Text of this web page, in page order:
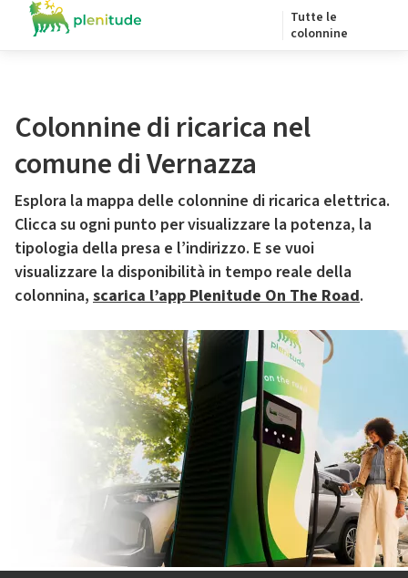
Tutte le
colonnine
Colonnine di ricarica nel
comune di Vernazza
Esplora la mappa delle colonnine di ricarica elettrica.
Clicca su ogni punto per visualizzare la potenza, la
tipologia della presa e l’indirizzo. E se vuoi
visualizzare la disponibilità in tempo reale della
colonnina, scarica l’app Plenitude On The Road.